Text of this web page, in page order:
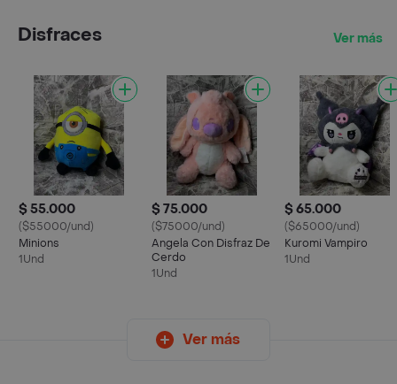
Disfraces Ver más
$ 55.000
($55000/und)
Minions
1Und
$ 75.000
($75000/und)
Angela Con Disfraz De
Cerdo
1Und
$ 65.000
($65000/und)
Kuromi Vampiro
1Und
Ver más